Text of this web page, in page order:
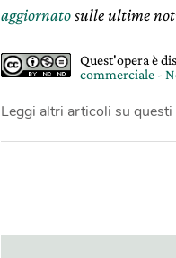
aggiornatosulle ultime
Quest'opera è
commerciale -
Leggi altri articoli su questi